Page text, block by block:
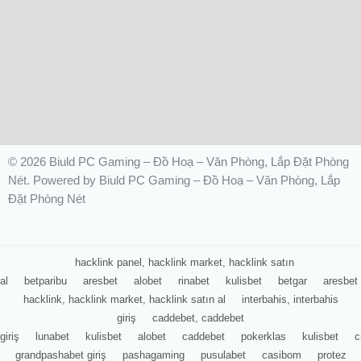
© 2026 Biuld PC Gaming – Đồ Hoạ – Văn Phòng, Lắp Đặt Phòng
Nét. Powered by Biuld PC Gaming – Đồ Hoạ – Văn Phòng, Lắp
Đặt Phòng Nét
hacklink panel, hacklink market, hacklink satın
al
betparibu aresbet alobet rinabet kulisbet betgar
aresbet
hacklink, hacklink market, hacklink satın al
interbahis, interbahis
giriş
caddebet, caddebet
giriş
lunabet kulisbet alobet caddebet pokerklas kulisbet
grandpashabet giriş
pashagaming pusulabet casibom protez